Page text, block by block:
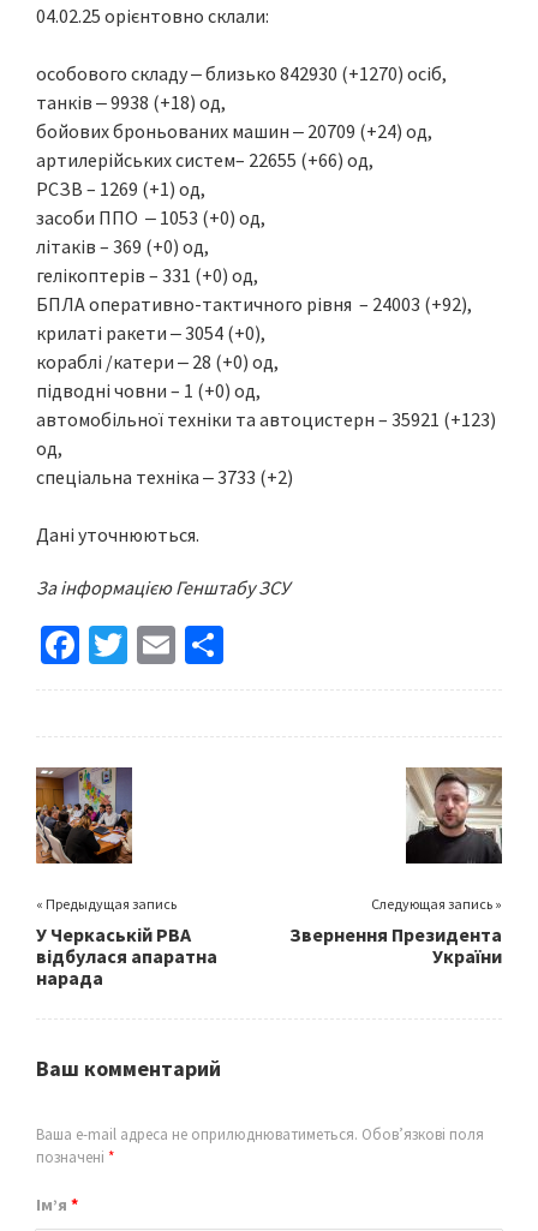
04.02.25 орієнтовно склали:
особового складу ‒ близько 842930 (+1270) осіб,
танків ‒ 9938 (+18) од,
бойових броньованих машин ‒ 20709 (+24) од,
артилерійських систем– 22655 (+66) од,
РСЗВ – 1269 (+1) од,
засоби ППО ‒ 1053 (+0) од,
літаків – 369 (+0) од,
гелікоптерів – 331 (+0) од,
БПЛА оперативно-тактичного рівня – 24003 (+92),
крилаті ракети ‒ 3054 (+0),
кораблі /катери ‒ 28 (+0) од,
підводні човни – 1 (+0) од,
автомобільної техніки та автоцистерн – 35921 (+123)
од,
спеціальна техніка ‒ 3733 (+2)
Дані уточнюються.
За інформацією Генштабу ЗСУ
Fa
ce
o
o
k
T
wi
er
E
m h
« Предыдущая запись
У Черкаській РВА
відбулася апаратна
нарада
Следующая запись »
Звернення Президента
України
Ваш комментарий
Ваша e-mail адреса не оприлюднюватиметься. Обов’язкові поля
позначені *
Ім’я *